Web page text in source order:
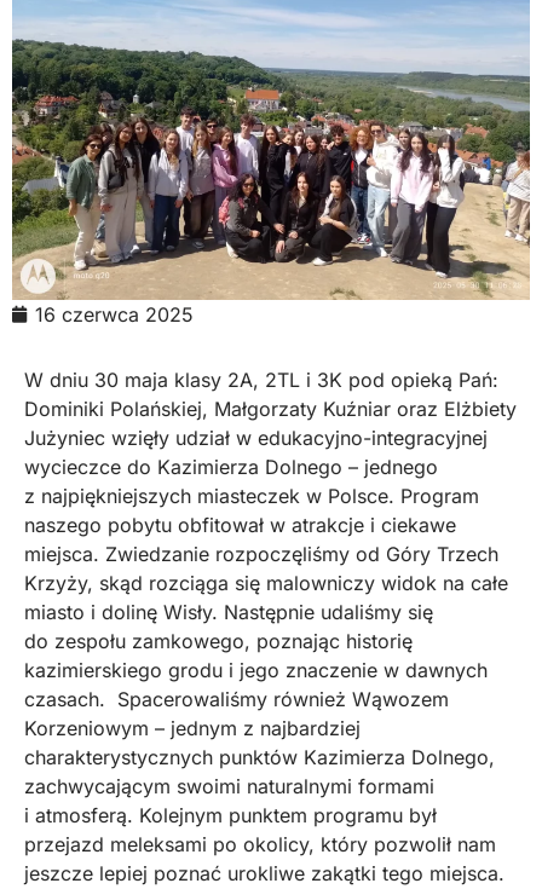
16 czerwca 2025
W dniu 30 maja klasy 2A, 2TL i 3K pod opieką Pań:
Dominiki Polańskiej, Małgorzaty Kuźniar oraz Elżbiety
Jużyniec wzięły udział w edukacyjno-integracyjnej
wycieczce do Kazimierza Dolnego – jednego
z najpiękniejszych miasteczek w Polsce. Program
naszego pobytu obfitował w atrakcje i ciekawe
miejsca. Zwiedzanie rozpoczęliśmy od Góry Trzech
Krzyży, skąd rozciąga się malowniczy widok na całe
miasto i dolinę Wisły. Następnie udaliśmy się
do zespołu zamkowego, poznając historię
kazimierskiego grodu i jego znaczenie w dawnych
czasach. Spacerowaliśmy również Wąwozem
Korzeniowym – jednym z najbardziej
charakterystycznych punktów Kazimierza Dolnego,
zachwycającym swoimi naturalnymi formami
i atmosferą. Kolejnym punktem programu był
przejazd meleksami po okolicy, który pozwolił nam
jeszcze lepiej poznać urokliwe zakątki tego miejsca.